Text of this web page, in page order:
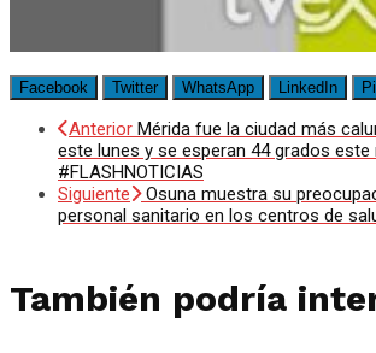
Facebook Twitter WhatsApp LinkedIn
Anterior Mérida fue la ciudad más
este lunes y se esperan 44 grados este
#FLASHNOTICIAS
Siguiente
Osuna muestra su
personal sanitario en los centros de
También podría